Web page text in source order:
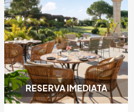
RESERVA IMEDIATA